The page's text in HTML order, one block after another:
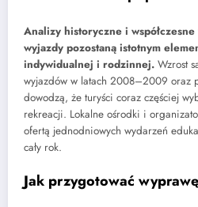
Analizy historyczne i
wyjazdy pozostaną istotnym
indywidualnej i rodzinnej. Wzrost
wyjazdów w latach 2008–2009 oraz
dowodzą, że turyści coraz częściej
rekreacji. Lokalne ośrodki i
ofertą jednodniowych wydarzeń
cały rok.
Jak przygotować